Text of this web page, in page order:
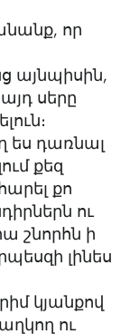
որ
այնպիսին,
սերը
ես դառնալ
քեզ
քո
ու
շնորհն ի
լինես
կյանքով
ու